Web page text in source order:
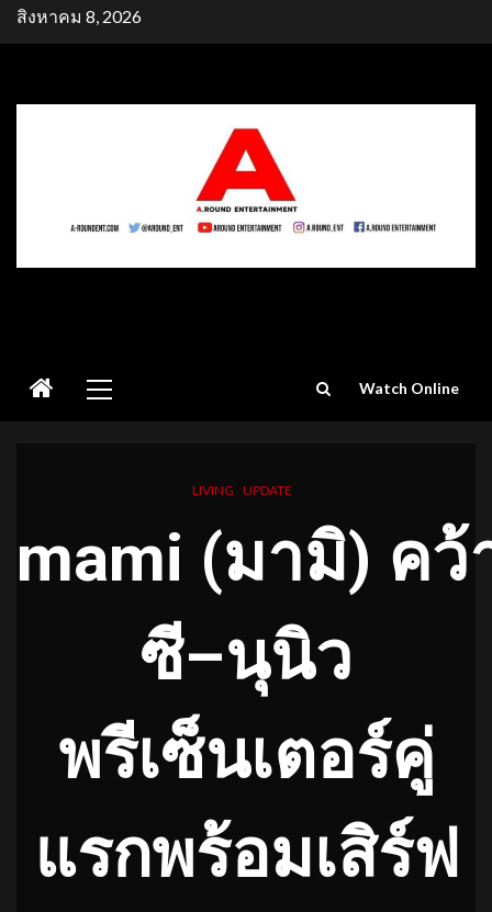
Skipสิงหาคม 8, 2026
Menu
Watch Online
LIVING UPDATE
mami (มามิ) คว้
ซี–นุนิว
พรีเซ็นเตอร์คู่
แรกพร้อมเสิร์ฟ